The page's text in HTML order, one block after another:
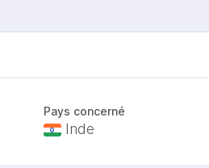
Pays concerné
Inde